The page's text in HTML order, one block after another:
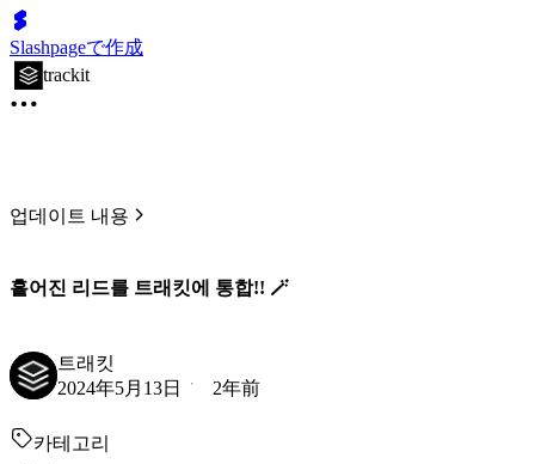
Slashpageで作成
trackit
업데이트 내용
흩어진 리드를 트래킷에 통합!! 🪄
트래킷
2024年5月13日
2年前
카테고리